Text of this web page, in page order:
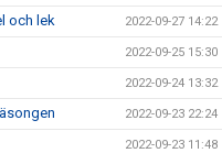
och lek 2022-09-27 14:22
2022-09-25 15:30
2022-09-24 13:32
2022-09-23 22:24
2022-09-23 11:48